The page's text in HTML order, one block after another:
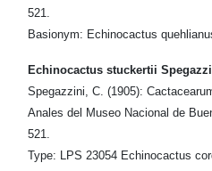
521.
Basionym: Echinocactus
Echinocactus stuckertii
Spegazzini, C. (1905):
Anales del Museo Nacional de
521.
Type: LPS 23054 Echinocactus